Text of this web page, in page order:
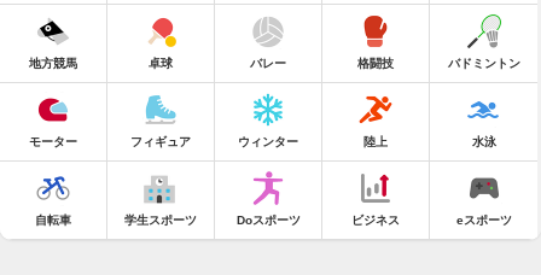
地方競馬 卓球 バレー 格闘技 バドミントン
モーター フィギュア ウィンター 陸上 水泳
自転車 学生スポーツ Doスポーツ ビジネス eスポーツ